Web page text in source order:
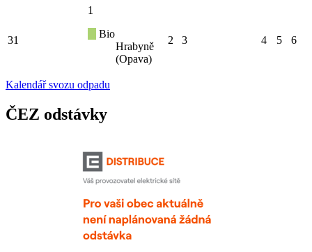
31
1
Bio
Hrabyně
(Opava)
2 3 4 5 6
Kalendář svozu odpadu
ČEZ odstávky